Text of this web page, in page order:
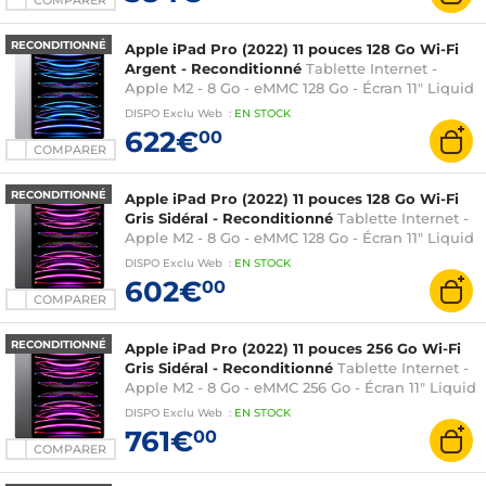
RECONDITIONNÉ
COMPARER
Apple iPad Pro (2022) 11 pouces 128 Go Wi-Fi
Argent - Reconditionné Tablette Internet -
Apple M2 - 8 Go - eMMC 128 Go - Écran 11" Liquid
Retina LED tactile - Wi-Fi 6E / Bluetooth 5.3 -
Webcam - Thunderbolt/USB 4 - iPadOS 16
DISPO Exclu Web : EN STOCK
622€00
RECONDITIONNÉ
COMPARER
Apple iPad Pro (2022) 11 pouces 128 Go Wi-Fi
Gris Sidéral - Reconditionné Tablette Internet -
Apple M2 - 8 Go - eMMC 128 Go - Écran 11" Liquid
Retina LED tactile - Wi-Fi 6E / Bluetooth 5.3 -
Webcam - Thunderbolt/USB 4 - iPadOS 16
DISPO Exclu Web : EN STOCK
602€00
RECONDITIONNÉ
COMPARER
Apple iPad Pro (2022) 11 pouces 256 Go Wi-Fi
Gris Sidéral - Reconditionné Tablette Internet -
Apple M2 - 8 Go - eMMC 256 Go - Écran 11" Liquid
Retina LED tactile - Wi-Fi 6E / Bluetooth 5.3 -
Webcam - Thunderbolt/USB 4 - iPadOS 16
DISPO Exclu Web : EN STOCK
761€00